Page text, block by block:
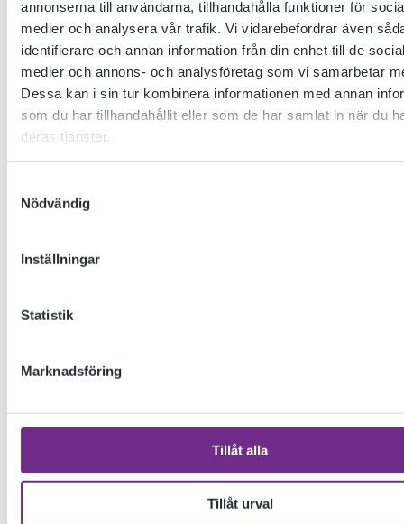
annonserna till användarna, tillhandahålla funktioner för
medier och analysera vår trafik. Vi vidarebefordrar även
identifierare och annan information från din enhet till de
medier och annons- och analysföretag som vi samarbetar
Dessa kan i sin tur kombinera informationen med annan
som du har tillhandahållit eller som de har samlat in när du
deras tjänster.
Nödvändig
Inställningar
Statistik
Marknadsföring
Tillåt alla
Tillåt urval
PÅSKKÄRRINGAR
En film av Unna Axelsson Pååg gjord under projektet ”Fria